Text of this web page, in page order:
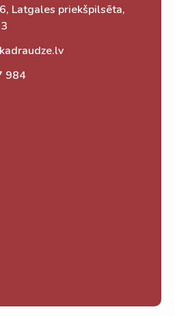
Latgales priekšpilsēta,
984